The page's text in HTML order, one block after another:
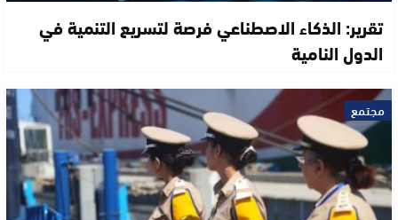
تقرير: الذكاء الاصطناعي فرصة لتسريع التنمية في
الدول النامية
مجتمع